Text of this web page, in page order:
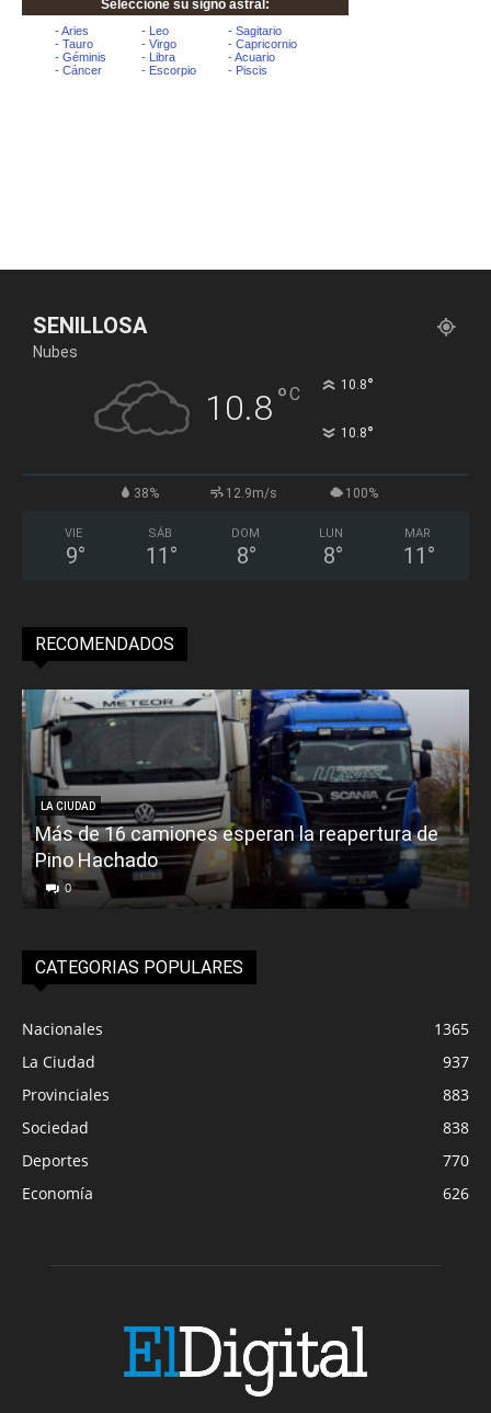
SENILLOSA
Nubes
10.8°C 10.8°
10.8°
38% 12.9m/s 100%
VIE
9°
SÁB
11 °
DOM
8°
LUN
8°
MAR
11 °
RECOMENDADOS
LA CIUDAD
Más de 16 camiones esperan la reapertura de
Pino Hachado
0
CATEGORIAS POPULARES
Nacionales
1365
La Ciudad
937
Provinciales
883
Sociedad
838
Deportes
770
Economía
626